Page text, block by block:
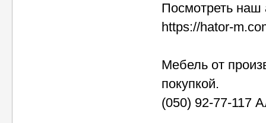
Посмотреть наш
https://hator-
Мебель от
покупкой.
(050) 92-77-117